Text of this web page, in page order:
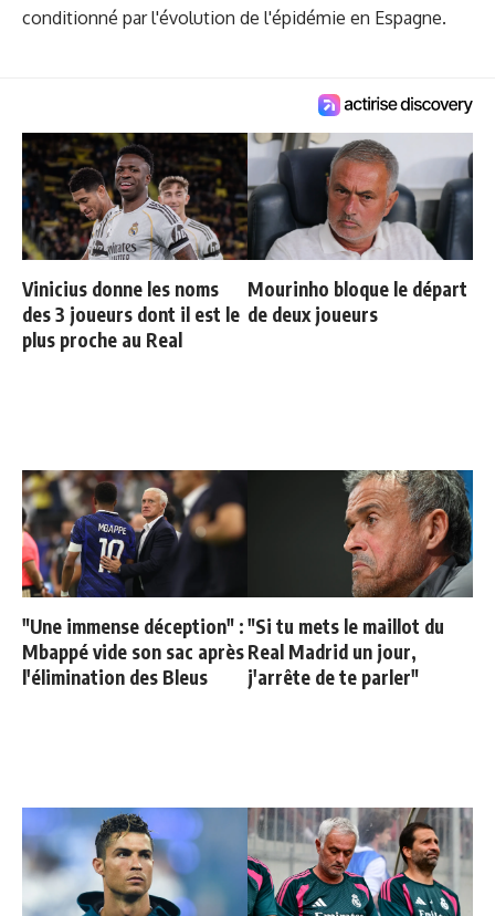
conditionné par l'évolution de l'épidémie en Espagne.
Vinicius donne les noms
des 3 joueurs dont il est le
plus proche au Real
Mourinho bloque le départ
de deux joueurs
"Une immense déception" :
Mbappé vide son sac après
l'élimination des Bleus
"Si tu mets le maillot du
Real Madrid un jour,
j'arrête de te parler"